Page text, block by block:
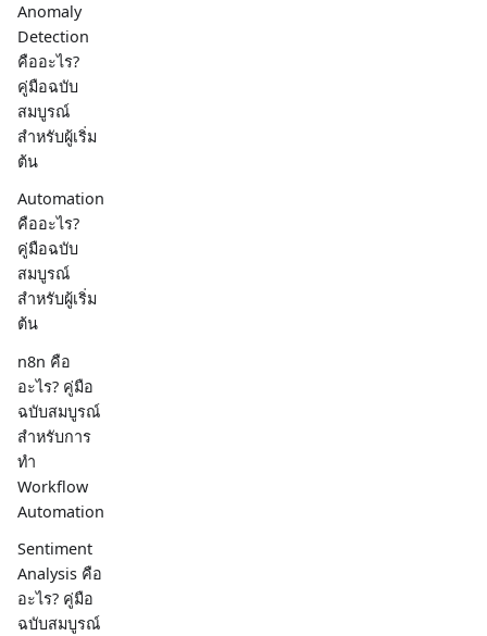
Anomaly
Detection
คืออะไร?
คู่มือฉบับ
สมบูรณ์
สำหรับผู้เริ่ม
ต้น
Automation
คืออะไร?
คู่มือฉบับ
สมบูรณ์
สำหรับผู้เริ่ม
ต้น
n8n คือ
อะไร? คู่มือ
ฉบับสมบูรณ์
สำหรับการ
ทำ
Workflow
Automation
Sentiment
Analysis คือ
อะไร? คู่มือ
ฉบับสมบูรณ์